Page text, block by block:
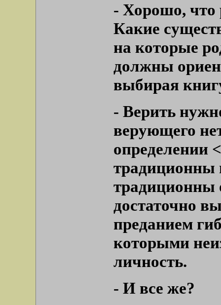
- Хорошо, что
Какие
на которые
должны
выбирая
- Верить
верующего
определении
традиционны
традиционны
достаточно
преданием
которыми
личность.
- И все же?